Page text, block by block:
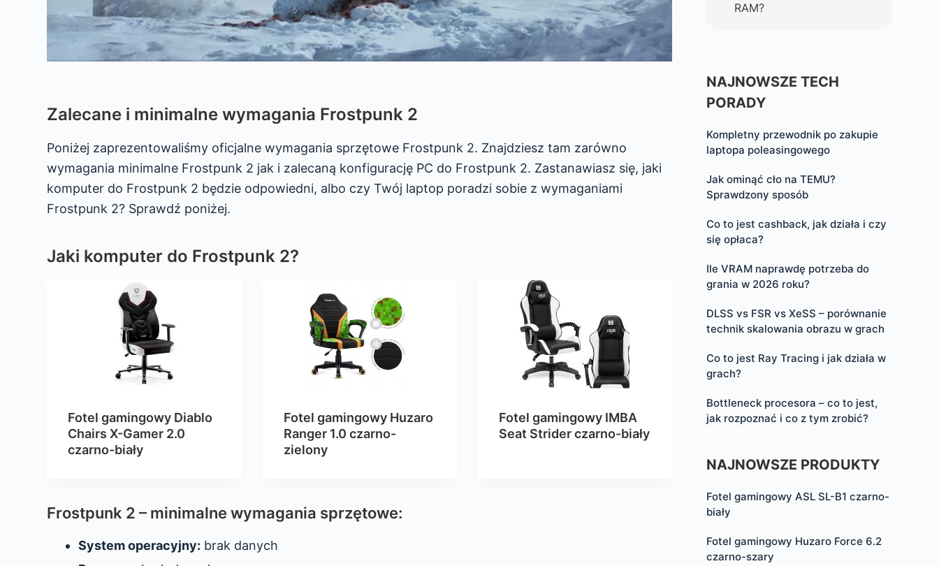
Zalecane i minimalne wymagania Frostpunk 2
Poniżej zaprezentowaliśmy oficjalne wymagania sprzętowe Frostpunk 2. Znajdziesz tam zarówno
wymagania minimalne Frostpunk 2 jak i zalecaną konfigurację PC do Frostpunk 2. Zastanawiasz się, jaki
komputer do Frostpunk 2 będzie odpowiedni, albo czy Twój laptop poradzi sobie z wymaganiami
Frostpunk 2? Sprawdź poniżej.
Jaki komputer do Frostpunk 2?
Fotel gamingowy Diablo
Chairs X-Gamer 2.0
czarno-biały
Fotel gamingowy Huzaro
Ranger 1.0 czarno-
zielony
Fotel gamingowy IMBA
Seat Strider czarno-biały
Frostpunk 2 – minimalne wymagania sprzętowe:
System operacyjny: brak danych
RAM?
NAJNOWSZE TECH
PORADY
Kompletny przewodnik po zakupie
laptopa poleasingowego
Jak ominąć cło na TEMU?
Sprawdzony sposób
Co to jest cashback, jak działa i czy
się opłaca?
Ile VRAM naprawdę potrzeba do
grania w 2026 roku?
DLSS vs FSR vs XeSS – porównanie
technik skalowania obrazu w grach
Co to jest Ray Tracing i jak działa w
grach?
Bottleneck procesora – co to jest,
jak rozpoznać i co z tym zrobić?
NAJNOWSZE PRODUKTY
Fotel gamingowy ASL SL-B1 czarno-
biały
Fotel gamingowy Huzaro Force 6.2
czarno-szary